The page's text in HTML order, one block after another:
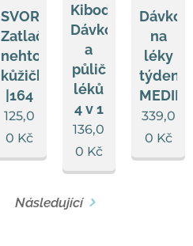
SVORTO
Zatlačovač
nehtové
kůžičky
|164
125,0
0 Kč
Kibodan
Dávkovač
a
půlič
léků
4 v 1
136,0
0 Kč
na
léky
týdenní
339,0
0 Kč
Následující